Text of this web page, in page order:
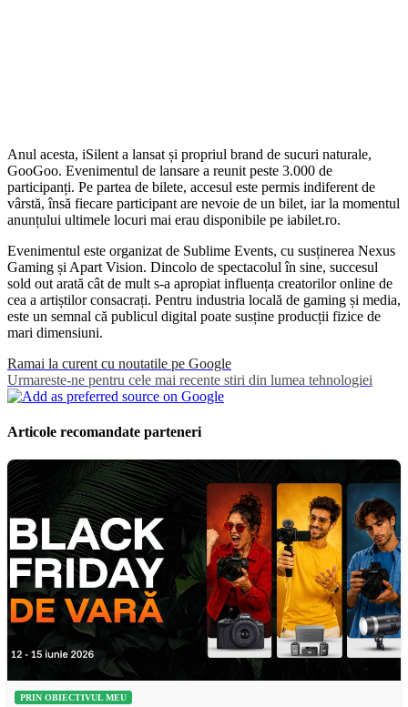
Anul acesta, iSilent a lansat și propriul brand de sucuri naturale,
GooGoo. Evenimentul de lansare a reunit peste 3.000 de
participanți. Pe partea de bilete, accesul este permis indiferent de
vârstă, însă fiecare participant are nevoie de un bilet, iar la momentul
anunțului ultimele locuri mai erau disponibile pe iabilet.ro.
Evenimentul este organizat de Sublime Events, cu susținerea Nexus
Gaming și Apart Vision. Dincolo de spectacolul în sine, succesul
sold out arată cât de mult s-a apropiat influența creatorilor online de
cea a artiștilor consacrați. Pentru industria locală de gaming și media,
este un semnal că publicul digital poate susține producții fizice de
mari dimensiuni.
Ramai la curent cu noutatile pe Google
Urmareste-ne pentru cele mai recente stiri din lumea tehnologiei
Articole recomandate parteneri
PRIN OBIECTIVUL MEU